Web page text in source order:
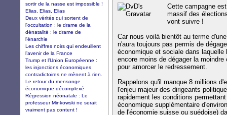
Cette campagne
massif des
vont suivre !
Car nous voilà bientôt au terme
n'aura toujours pas permis de
économique et sociale dans
encore moins de dégager la
pour amorcer le redressement.
Rappelons qu'il manque 8 millions
l'enjeu majeur des dirigeants
rapidement les conditions
économique supplémentaire
de l'économie suisse ou suédoise)
sortir de la nasse est impossible !
Elias, Elias, Elias
Deux vérités qui sortent de
l'occultation : le drame de la
dénatalité ; le drame de
l'énarchie
Les chiffres noirs qui endeuillent
l’avenir de la France
Trump et l’Union Européenne :
les injonctions économiques
contradictoires ne mènent à rien.
Le retour du mensonge
économique décomplexé
Régression néonatale : Le
professeur Minkowski ne serait
vraiment pas content !